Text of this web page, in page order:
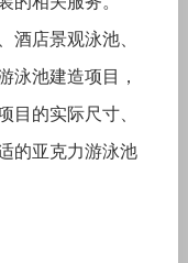
酒店景观泳池、
泳池建造项目，
目的实际尺寸、
的亚克力游泳池